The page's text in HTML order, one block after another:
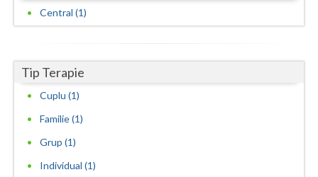
Maramures
Neamt
Central (1)
Tip Terapie
Cuplu (1)
Familie (1)
Grup (1)
Individual (1)